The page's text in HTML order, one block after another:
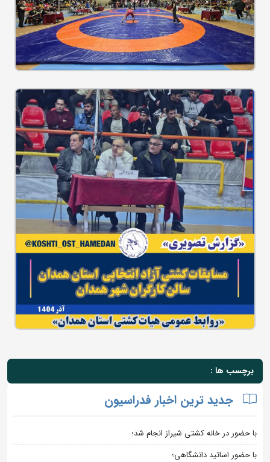
برچسب ها :
جدید ترین اخبار فدراسیون
با حضور در خانه کشتی شیراز انجام شد؛
با حضور اساتید دانشگاهی؛